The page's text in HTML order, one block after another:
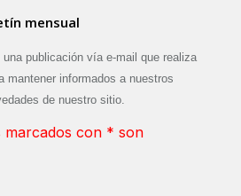
mensual
publicación vía e-mail que realiza
mantener informados a nuestros
de nuestro sitio.